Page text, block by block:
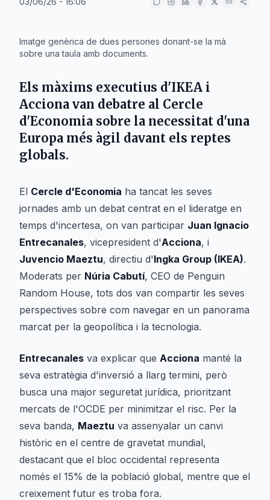
Imatge genèrica de dues persones donant-se la mà
sobre una taula amb documents.
Els màxims executius d'IKEA i
Acciona van debatre al Cercle
d'Economia sobre la necessitat d'una
Europa més àgil davant els reptes
globals.
El Cercle d'Economia ha tancat les seves
jornades amb un debat centrat en el lideratge en
temps d'incertesa, on van participar Juan Ignacio
Entrecanales, vicepresident d'Acciona, i
Juvencio Maeztu, directiu d'Ingka Group (IKEA).
Moderats per Núria Cabutí, CEO de Penguin
Random House, tots dos van compartir les seves
perspectives sobre com navegar en un panorama
marcat per la geopolítica i la tecnologia.
Entrecanales va explicar que Acciona manté la
seva estratègia d'inversió a llarg termini, però
busca una major seguretat jurídica, prioritzant
mercats de l'OCDE per minimitzar el risc. Per la
seva banda, Maeztu va assenyalar un canvi
històric en el centre de gravetat mundial,
destacant que el bloc occidental representa
només el 15% de la població global, mentre que el
creixement futur es troba fora.